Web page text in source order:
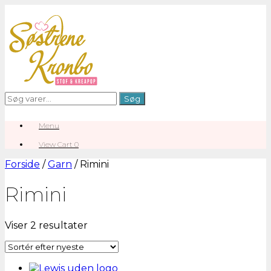
indhold
Søg
efter:
Søg
Menu
View
cart
View Cart 0
Forside /Garn / Rimini
Rimini
Viser 2 resultaterSorteret
seneste